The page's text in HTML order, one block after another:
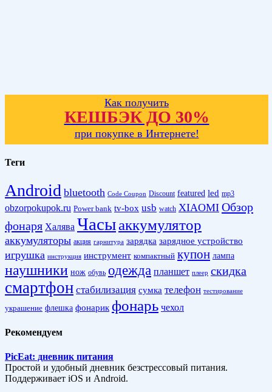
Как получить
КЕШБЭК ДО 30%
при покупке в Интернете!
Теги
Android bluetooth Code Coupon Discount featured led mp3
obzorpokupok.ru Power bank tv-box usb watch XIAOMI Обзор
фонаря Халява Часыаккумулятор
аккумуляторы акция гарнитура зарядка зарядное устройство
игрушка инструкция инструмент компактный купон лампа
наушники нож обувь одежда планшет плеер скидка
смартфон стабилизация сумка телефон тестирование
украшение флешка фонарик фонарь чехол
Рекомендуем
PicEat: дневник питания
Простой и удобный дневник безстрессовый питания.
Поддерживает iOS и Android.